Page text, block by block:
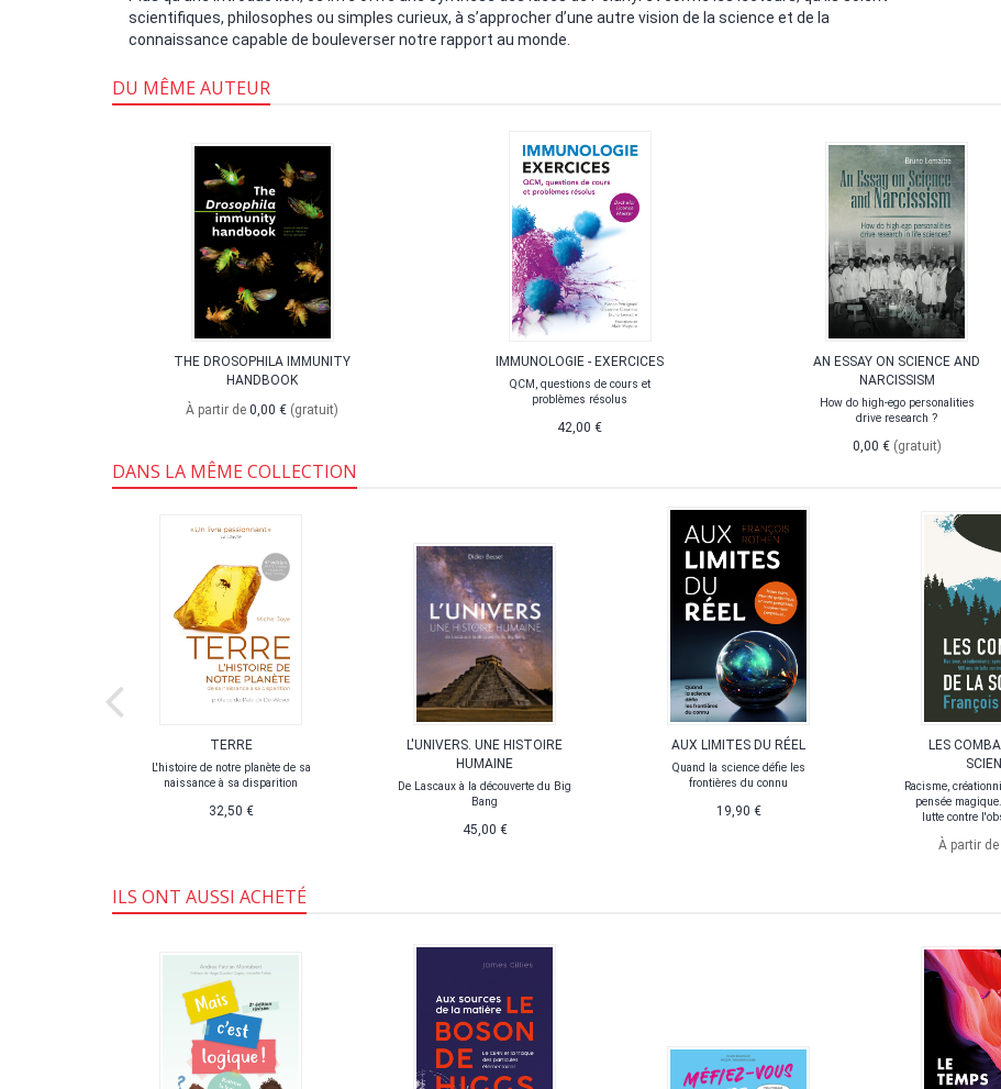
scientifiques, philosophes ou simples curieux, à s’approcher d’une autre vision de la science et de la
connaissance capable de bouleverser notre rapport au monde.
DU MÊME AUTEUR
THE DROSOPHILA IMMUNITY
HANDBOOK
À partir de0,00 € (gratuit)
IMMUNOLOGIE - EXERCICES
QCM, questions de cours et
problèmes résolus
42,00 €
AN ESSAY ON SCIENCE AND
NARCISSISM
How do high-ego personalities
drive research ?
0,00 € (gratuit)
DANS LA MÊME COLLECTION
TERRE
L'histoire de notre planète de sa
naissance à sa disparition
32,50 €
L'UNIVERS. UNE HISTOIRE
HUMAINE
De Lascaux à la découverte du Big
Bang
45,00 €
AUX LIMITES DU RÉEL
Quand la science défie les
frontières du connu
19,90 €
LES
Racisme,
pensée
lutte contre
À partir de
ILS ONT AUSSI ACHETÉ